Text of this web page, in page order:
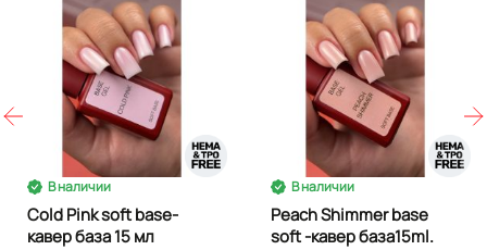
В наличии
Cold Pink soft base-
кавер база 15 мл
В наличии
Peach Shimmer base
soft -кавер база15ml.